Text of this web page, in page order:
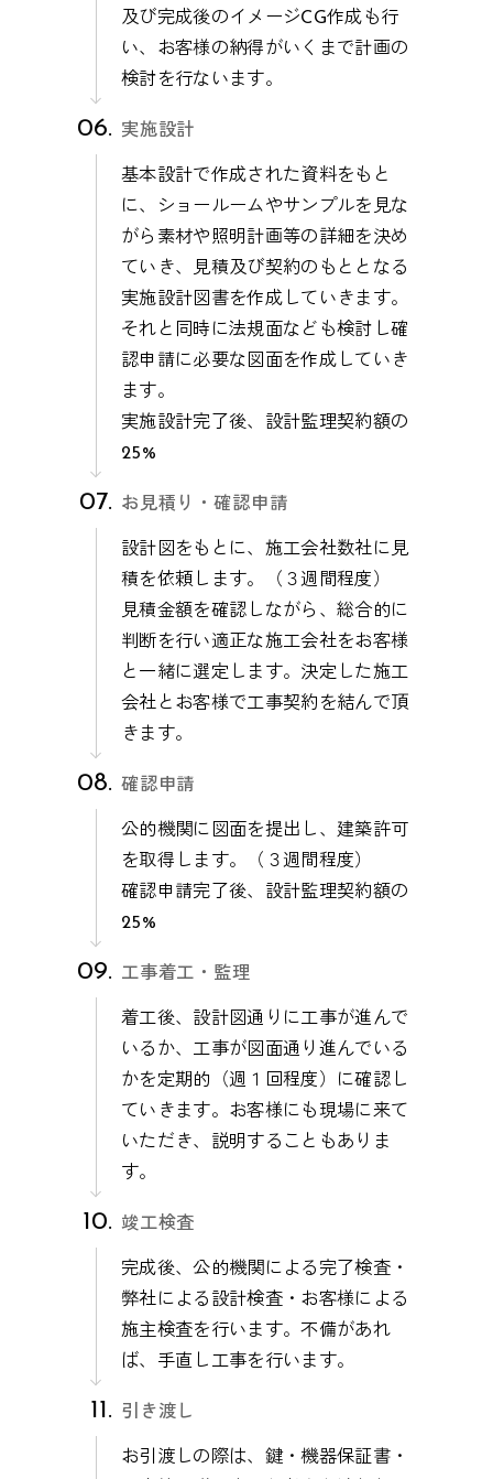
及び完成後のイメージCG作成も行
い、お客様の納得がいくまで計画の
検討を行ないます。
実施設計
基本設計で作成された資料をもと
に、ショールームやサンプルを見な
がら素材や照明計画等の詳細を決め
ていき、見積及び契約のもととなる
実施設計図書を作成していきます。
それと同時に法規面なども検討し確
認申請に必要な図面を作成していき
ます。
実施設計完了後、設計監理契約額の
25%
お見積り・確認申請
設計図をもとに、施工会社数社に見
積を依頼します。（３週間程度）
見積金額を確認しながら、総合的に
判断を行い適正な施工会社をお客様
と一緒に選定します。決定した施工
会社とお客様で工事契約を結んで頂
きます。
確認申請
公的機関に図面を提出し、建築許可
を取得します。（３週間程度）
確認申請完了後、設計監理契約額の
25%
工事着工・監理
着工後、設計図通りに工事が進んで
いるか、工事が図面通り進んでいる
かを定期的（週１回程度）に確認し
ていきます。お客様にも現場に来て
いただき、説明することもありま
す。
竣工検査
完成後、公的機関による完了検査・
弊社による設計検査・お客様による
施主検査を行います。不備があれ
ば、手直し工事を行います。
引き渡し
お引渡しの際は、鍵・機器保証書・